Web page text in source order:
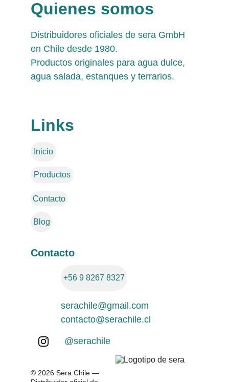
Contacto
serachile@gmail.com
contacto@serachile.cl
© 2026 Sera Chile —
Quienes somos
Distribuidores oficiales de sera GmbH
en Chile desde 1980.
Productos originales para agua dulce,
agua salada, estanques y terrarios.
Inicio
Links
Productos
Contacto
Blog
@serachile
+56 9 8267 8327